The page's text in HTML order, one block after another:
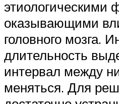
этиологическими
оказывающими
головного мозга.
длительность
интервал между
меняться. Для